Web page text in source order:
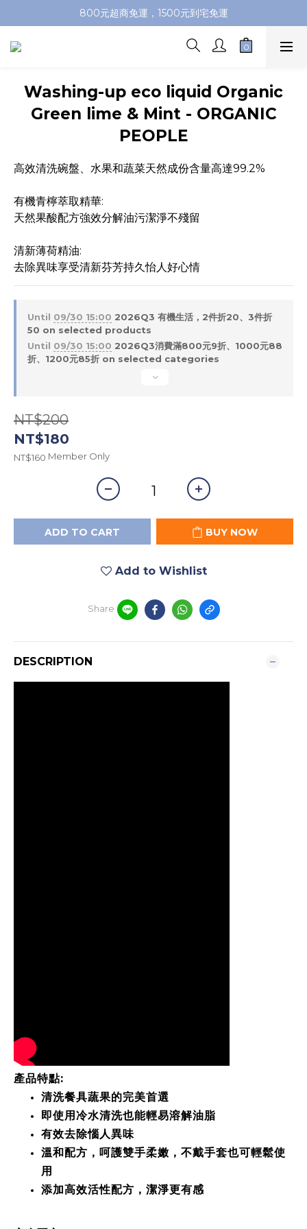
加入會員即送100元購物金，推薦好友，再送購物金
800元超商免運，1500元到宅免運
加入會員即送100元購物金，推薦好友，再送購物金
Washing-up eco liquid Organic
Green lime & Mint - ORGANIC
PEOPLE
高效清洗碗盤、水果和蔬菜天然成份含量高達99.2%
有機青檸萃取精華:
天然果酸配方強效分解油污潔淨不殘留
清新薄荷精油:
去除異味享受清新芬芳持久怡人好心情
Until 09/30 15:00 2026Q3 有機生活，2件折20、3件折
50 on selected products
Until 09/30 15:00 2026Q3消費滿800元9折、1000元88
折、1200元85折 on selected categories
NT$200
NT$180
NT$160 Member Only
ADD TO CART BUY NOW
Add to Wishlist
Share
DESCRIPTION
產品特點:
清洗餐具蔬果的完美首選
即使用冷水清洗也能輕易溶解油脂
有效去除惱人異味
溫和配方，呵護雙手柔嫩，不戴手套也可輕鬆使
用
添加高效活性配方，潔淨更有感